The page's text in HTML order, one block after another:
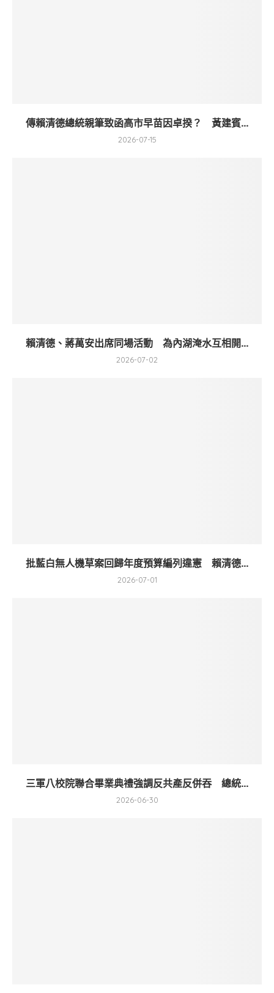
傳賴清德總統親筆致函高市早苗因卓揆？ 黃建賓...
2026-07-15
賴清德、蔣萬安出席同場活動 為內湖淹水互相開...
2026-07-02
批藍白無人機草案回歸年度預算編列違憲 賴清德...
2026-07-01
三軍八校院聯合畢業典禮強調反共產反併吞 總統...
2026-06-30